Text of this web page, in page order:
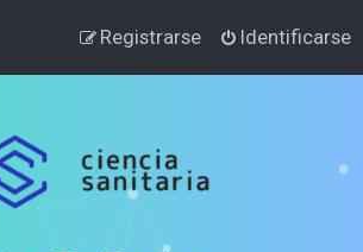
Identificarse
Registrarse